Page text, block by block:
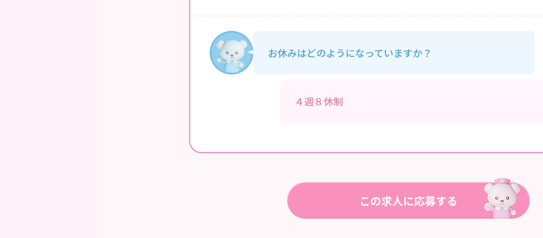
お休みはどのようになっていますか？
４週８休制